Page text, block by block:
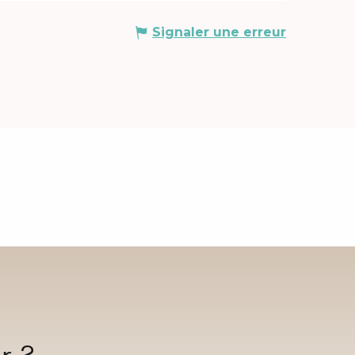
Signaler une erreur